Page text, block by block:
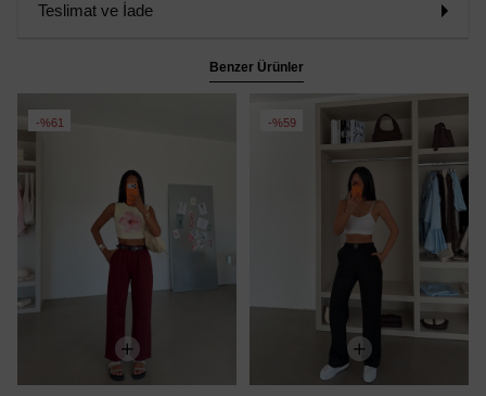
Teslimat ve İade
Benzer Ürünler
%61 %59